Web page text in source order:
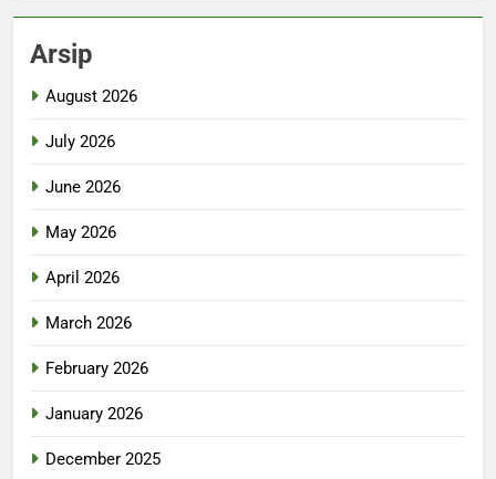
Arsip
August 2026
July 2026
June 2026
May 2026
April 2026
March 2026
February 2026
January 2026
December 2025